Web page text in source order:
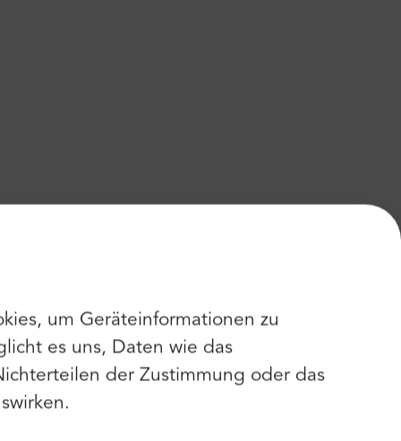
um Geräteinformationen zu
es uns, Daten wie das
der Zustimmung oder das